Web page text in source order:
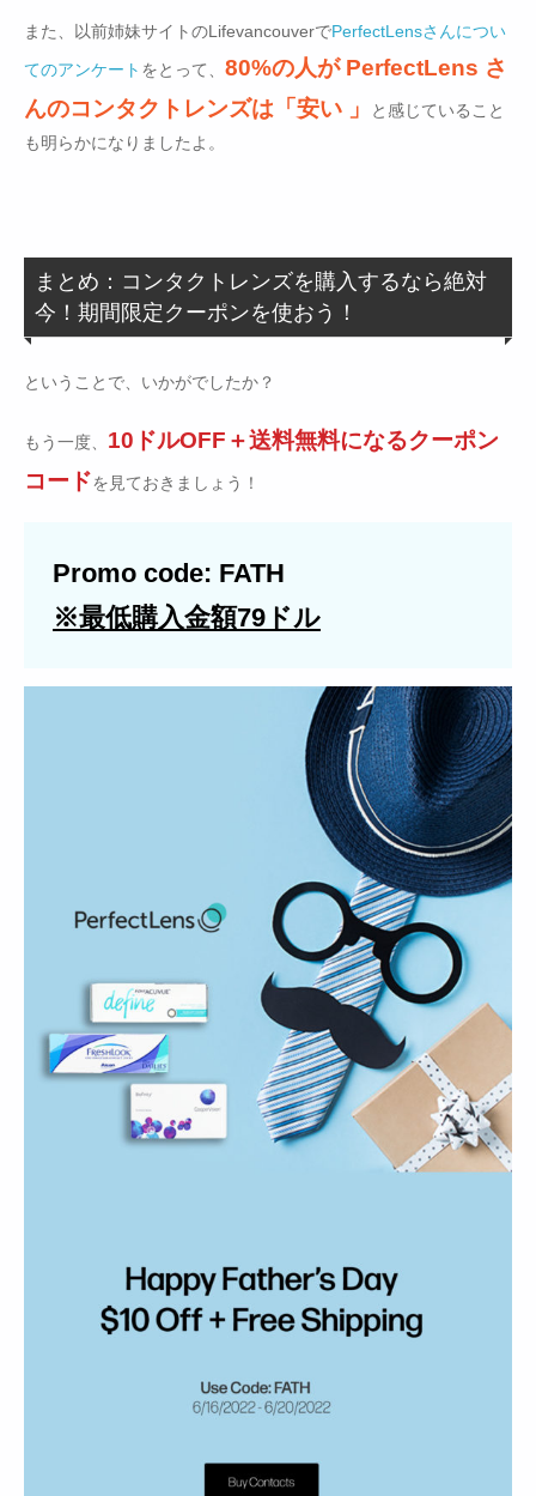
また、以前姉妹サイトのLifevancouverでPerfectLensさんについ
てのアンケート をとって、 80%の人が PerfectLens さ
んのコンタクトレンズは「安い 」
と感じていること
も明らかになりましたよ。
まとめ：コンタクトレンズを購入するなら絶対
今！期間限定クーポンを使おう！
ということで、いかがでしたか？
もう一度、 10ドルOFF＋送料無料になるクーポン
コードを見ておきましょう！
Promo code: FATH
※最低購入金額79ドル